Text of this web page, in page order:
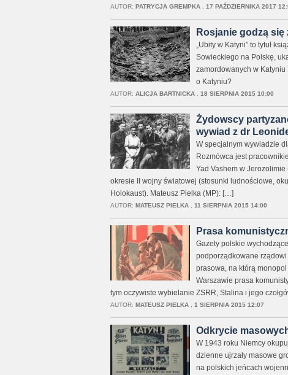
AUTOR: PATRYCJA GREMPKA, 17 PAŹDZIERNIKA 2017
Rosjanie godzą
„Ubity w Katyni” to tytuł
Sowieckiego na Polskę,
zamordowanych w
o Katyniu?
AUTOR: ALICJA BARTNICKA, 18 SIERPNIA 2015 10:00
Żydowscy
wywiad z dr
W specjalnym wywiadzie
Rozmówca jest
Yad Vashem w
okresie II wojny światowej (stosunki ludnościowe,
Holokaust). Mateusz Pielka (MP): […]
AUTOR: MATEUSZ PIELKA, 11 SIERPNIA 2015 14:00
Prasa
Gazety polskie
podporządkowane
prasowa, na którą
Warszawie prasa
tym oczywiste wybielanie ZSRR, Stalina i jego
AUTOR: MATEUSZ PIELKA, 1 SIERPNIA 2015 12:07
Odkrycie
W 1943 roku Niemcy
dzienne ujrzały masowe
na polskich jeńcach